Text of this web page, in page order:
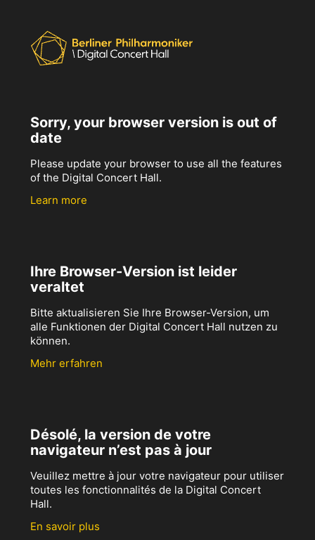
Sorry, your browser version is out of
date
Please update your browser to use all the features
of the Digital Concert Hall.
Learn more
Ihre Browser-Version ist leider
veraltet
Bitte aktualisieren Sie Ihre Browser-Version, um
alle Funktionen der Digital Concert Hall nutzen zu
können.
Mehr erfahren
Désolé, la version de votre
navigateur n’est pas à jour
Veuillez mettre à jour votre navigateur pour utiliser
toutes les fonctionnalités de la Digital Concert
Hall.
En savoir plus